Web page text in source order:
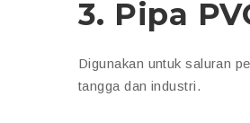
3. Pipa
Digunakan untuk saluran
tangga dan industri.